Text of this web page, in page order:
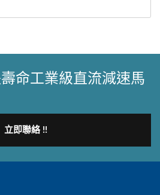
命工業級直流減速馬
立即聯絡 !!